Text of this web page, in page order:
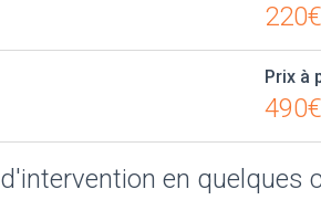
Prix à
en quelques